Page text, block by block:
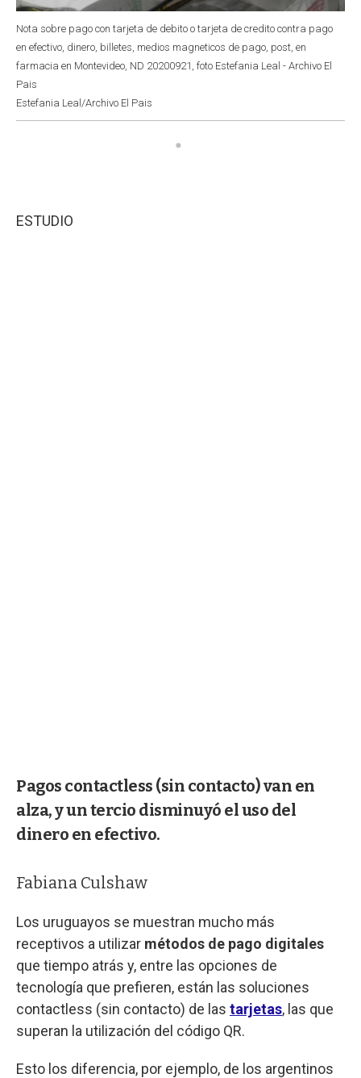
Nota sobre pago con tarjeta de debito o tarjeta de credito contra pago
en efectivo, dinero, billetes, medios magneticos de pago, post, en
farmacia en Montevideo, ND 20200921, foto Estefania Leal - Archivo El
Pais
Estefania Leal/Archivo El Pais
ESTUDIO
Pagos contactless (sin contacto) van en
alza, y un tercio disminuyó el uso del
dinero en efectivo.
Fabiana Culshaw
Los uruguayos se muestran mucho más
receptivos a utilizar métodos de pago digitales
que tiempo atrás y, entre las opciones de
tecnología que prefieren, están las soluciones
contactless (sin contacto) de las tarjetas, las que
superan la utilización del código QR.
Esto los diferencia, por ejemplo, de los argentinos